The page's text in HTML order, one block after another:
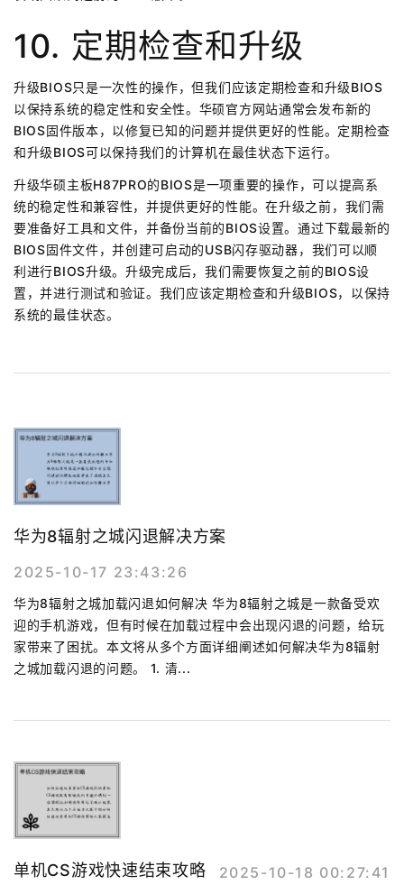
10. 定期检查和升级
升级BIOS只是一次性的操作，但我们应该定期检查和升级BIOS
以保持系统的稳定性和安全性。华硕官方网站通常会发布新的
BIOS固件版本，以修复已知的问题并提供更好的性能。定期检查
和升级BIOS可以保持我们的计算机在最佳状态下运行。
升级华硕主板H87PRO的BIOS是一项重要的操作，可以提高系
统的稳定性和兼容性，并提供更好的性能。在升级之前，我们需
要准备好工具和文件，并备份当前的BIOS设置。通过下载最新的
BIOS固件文件，并创建可启动的USB闪存驱动器，我们可以顺
利进行BIOS升级。升级完成后，我们需要恢复之前的BIOS设
置，并进行测试和验证。我们应该定期检查和升级BIOS，以保持
系统的最佳状态。
华为8辐射之城闪退解决方案
2025-10-17 23:43:26
华为8辐射之城加载闪退如何解决 华为8辐射之城是一款备受欢
迎的手机游戏，但有时候在加载过程中会出现闪退的问题，给玩
家带来了困扰。本文将从多个方面详细阐述如何解决华为8辐射
之城加载闪退的问题。 1. 清...
单机CS游戏快速结束攻略 2025-10-18 00:27:41